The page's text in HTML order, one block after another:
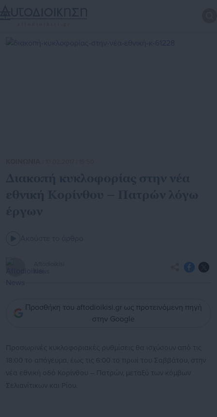
Προσθήκη του aftodioikisi.gr ως προτεινόμενη πηγή
στην Google